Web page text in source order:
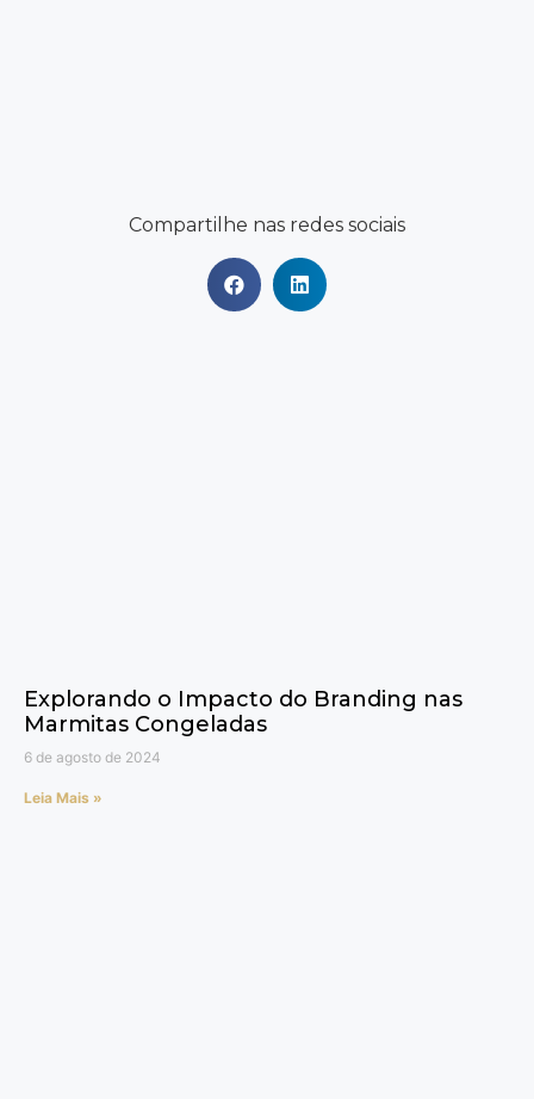
Compartilhe nas redes sociais
Explorando o Impacto do Branding nas
Marmitas Congeladas
6 de agosto de 2024
Leia Mais »